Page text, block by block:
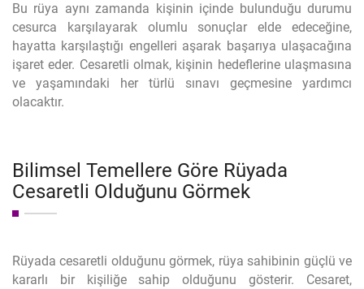
Bu rüya aynı zamanda kişinin içinde bulunduğu durumu
cesurca karşılayarak olumlu sonuçlar elde edeceğine,
hayatta karşılaştığı engelleri aşarak başarıya ulaşacağına
işaret eder. Cesaretli olmak, kişinin hedeflerine ulaşmasına
ve yaşamındaki her türlü sınavı geçmesine yardımcı
olacaktır.
Bilimsel Temellere Göre Rüyada
Cesaretli Olduğunu Görmek
Rüyada cesaretli olduğunu görmek, rüya sahibinin güçlü ve
kararlı bir kişiliğe sahip olduğunu gösterir. Cesaret,